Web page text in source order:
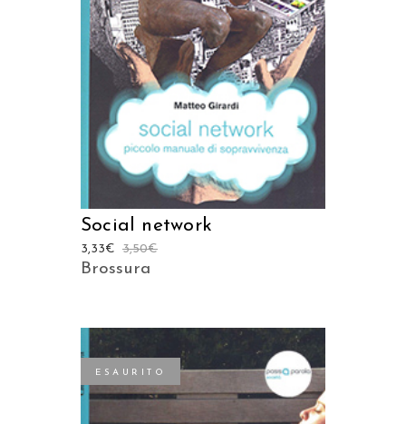
AGGIUNGI AL CARRELLO
Social network
3,50€
3,33€
Brossura
ESAURITO